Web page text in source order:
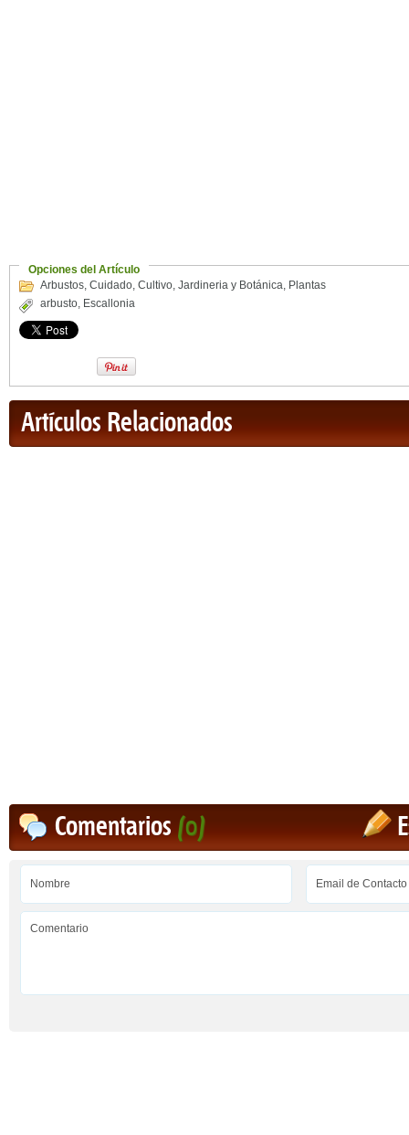
Opciones del Artículo
Arbustos, Cuidado, Cultivo, Jardineria y Botánica, Plantas
arbusto, Escallonia
Artículos Relacionados
Comentarios(0)